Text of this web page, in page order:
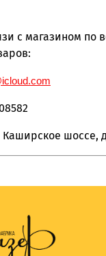
с магазином по
icloud.com
Каширское шоссе,